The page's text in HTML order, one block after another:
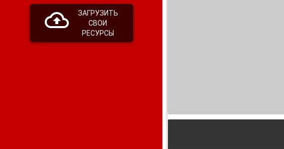
ЗАГРУЗИТЬ
СВОИ
РЕСУРСЫ